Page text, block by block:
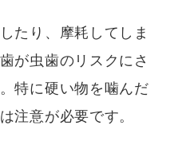
たり、摩耗してしま
が虫歯のリスクにさ
特に硬い物を噛んだ
注意が必要です。